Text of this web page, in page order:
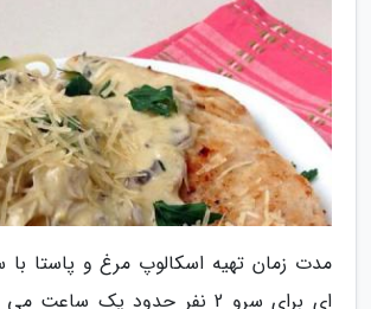
مدت زمان تهیه اسکالوپ مرغ و پاستا
ای برای سرو 2 نفر حدود یک